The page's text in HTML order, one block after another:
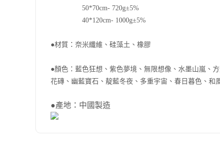
50*70cm- 720g±5%
40*120cm- 1000g±5%
●材質：奈米纖維、硅藻土、橡膠
●顏色：藍色狂想、紫色夢境、無限想像、水墨山嵐、
花磚、幽藍寶石、靛藍冬夜、多重宇宙、春日暮色、
●產地：中國製造